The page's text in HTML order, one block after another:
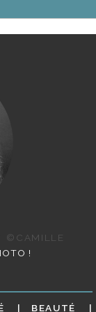
©CAMILLE
!
BEAUTÉ